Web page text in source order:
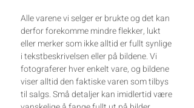
Alle varene vi selger er brukte og det kan
derfor forekomme mindre flekker, lukt
eller merker som ikke alltid er fullt synlige
i tekstbeskrivelsen eller på bildene. Vi
fotograferer hver enkelt vare, og bildene
viser alltid den faktiske varen som tilbys
til salgs. Små detaljer kan imidlertid være